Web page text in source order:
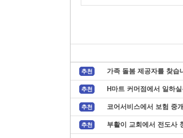
추천 가족 돌봄 제공자를 찾
추천 H마트 커머점에서 일하
추천 코어서비스에서 보험 중
추천 부활이 교회에서 전도사